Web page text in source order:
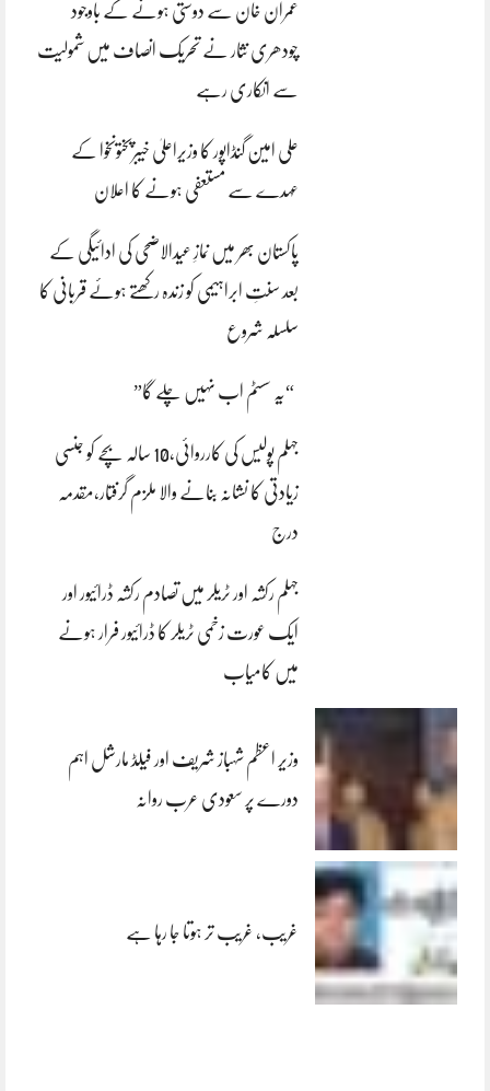
عمران خان سے دوستی ہونے کے باوجود
چودھری نثار نے تحریک انصاف میں شمولیت
سے انکاری رہے
علی امین گنڈاپور کا وزیراعلیٰ خیبرپختونخوا کے
عہدے سے مستعفی ہونے کا اعلان
پاکستان بھر میں نمازِ عیدالاضحی کی ادائیگی کے
بعد سنتِ ابراہیمی کو زندہ رکھتے ہوئے قربانی کا
سلسلہ شروع
“یہ سسٹم اب نہیں چلے گا”
جہلم پولیس کی کارروائی،10 سالہ بچے کو جنسی
زیادتی کا نشانہ بنانے والا ملزم گرفتار،مقدمہ
درج
جہلم رکشہ اور ٹریلر میں تصادم رکشہ ڈرائیور اور
ایک عورت زخمی ٹریلر کا ڈرائیور فرار ہونے
میں کامیاب
وزیر اعظم شہباز شریف اور فیلڈ مارشل اہم
دورے پر سعودی عرب روانہ
غریب، غریب تر ہوتا جا رہا ہے